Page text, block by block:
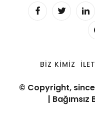
BIZ KIMIZ
© Copyright, since
|